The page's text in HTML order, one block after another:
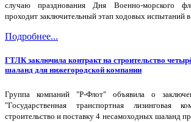
случаю празднования Дня Военно-морского
проходит заключительный этап ходовых испытаний
Подробнее...
ГТЛК заключила контракт на строительство
шаланд для нижегородской компании
Группа компаний "Р-Флот" объявила о
"Государственная транспортная лизинговая
строительство и поставку 4 несамоходных шаланд